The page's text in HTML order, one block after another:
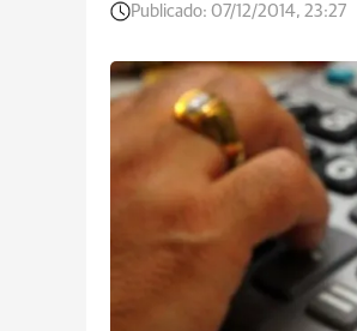
Publicado: 07/12/2014, 23:27